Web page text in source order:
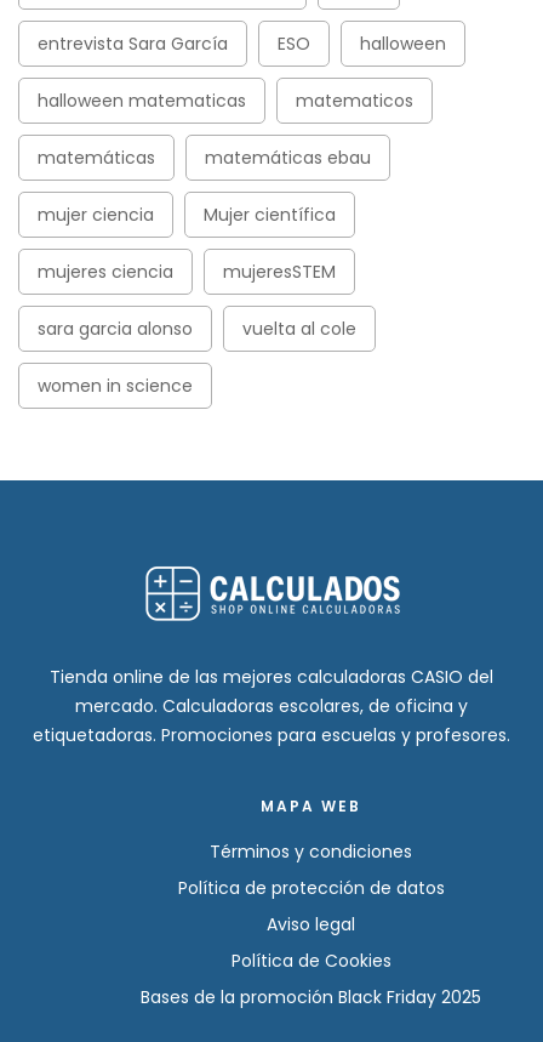
entrevista Sara García ESO halloween
halloween matematicas matematicos
matemáticas matemáticas ebau
mujer ciencia Mujer científica
mujeres ciencia mujeresSTEM
sara garcia alonso vuelta al cole
women in science
Tienda online de las mejores calculadoras CASIO del
mercado. Calculadoras escolares, de oficina y
etiquetadoras. Promociones para escuelas y profesores.
MAPA WEB
Términos y condiciones
Política de protección de datos
Aviso legal
Política de Cookies
Bases de la promoción Black Friday 2025